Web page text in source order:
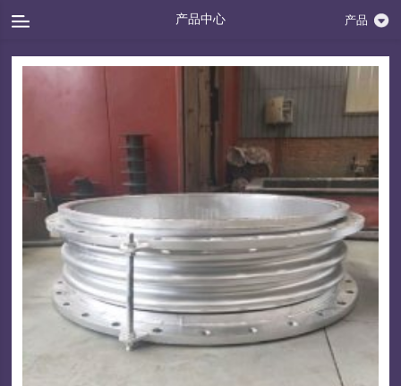
产品中心 产品